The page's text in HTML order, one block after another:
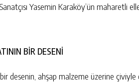
Yasemin Karaköy’ün maharetli
BİR DESENİ
desenin, ahşap malzeme üzerine çiviyle